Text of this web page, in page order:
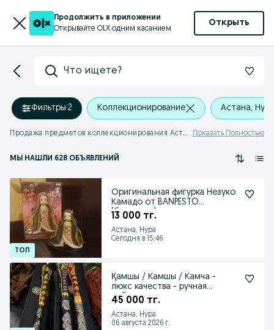
Продолжить в приложении
Открывайте OLX одним касанием
Открыть
Что ищете?
Фильтры·2 Коллекционирование Астана, Нура
Продажа предметов коллекционирования Астана Показать Полностью
МЫ НАШЛИ 628 ОБЪЯВЛЕНИЙ
Оригинальная фигурка Незуко
Камадо от BANPESTO
(банпесто) по крд.
13 000 тг.
Астана, Нура
Сегодня в 15:46
Қамшы / Камшы / Камча -
люкс качества - ручная
работа
45 000 тг.
Астана, Нура
06 августа 2026 г.